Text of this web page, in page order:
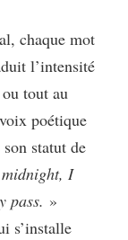
chaque mot
l’intensité
tout au
poétique
statut de
midnight, I
pass. »
s’installe